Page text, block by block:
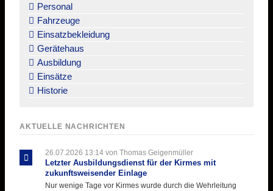
Personal
Fahrzeuge
Einsatzbekleidung
Gerätehaus
Ausbildung
Einsätze
Historie
AKTUELLE NACHRICHTEN
26.07.2026 13:14von Thomas Geigenmüller
Letzter Ausbildungsdienst für der Kirmes mit
zukunftsweisender Einlage
Nur wenige Tage vor Kirmes wurde durch die Wehrleitung